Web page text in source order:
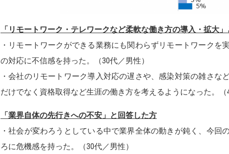
「リモートワーク・テレワークなど柔軟な働き方の導入・拡大
・リモートワークができる業務にも関わらずリモートワークを
の対応に不信感を持った。（30代／男性）
・会社のリモートワーク導入対応の遅さや、感染対策の雑さな
だけでなく資格取得など生涯の働き方を考えるようになった。（
「業界自体の先行きへの不安」と回答した方
・社会が変わろうとしている中で業界全体の動きが鈍く、今回
ろに危機感を持った。（30代／男性）